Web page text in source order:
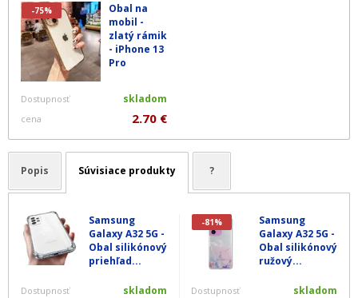
-75%
Obal na
mobil -
zlatý rámik
- iPhone 13
Pro
Dostupnosť skladom
cena 2.70 €
Popis Súvisiace produkty ?
Samsung
Galaxy A32 5G -
Obal silikónový
priehľad...
Dostupnosť skladom
-81%
Samsung
Galaxy A32 5G -
Obal silikónový
ružový...
Dostupnosť skladom